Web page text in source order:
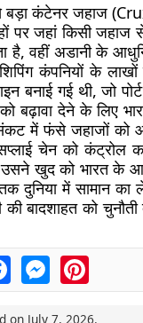
बड़ा कंटेनर जहाज
पर जहां किसी
है, वहीं अडानी के
कंपनियों के
बनाई गई थी, जो
बढ़ावा देने के लिए
में फंसे जहाजों को
चेन को कंट्रोल
उसने खुद को भारत के
दुनिया में सामान
को चुनौती
FacebookMessengerPinterest
on July 7, 2026.